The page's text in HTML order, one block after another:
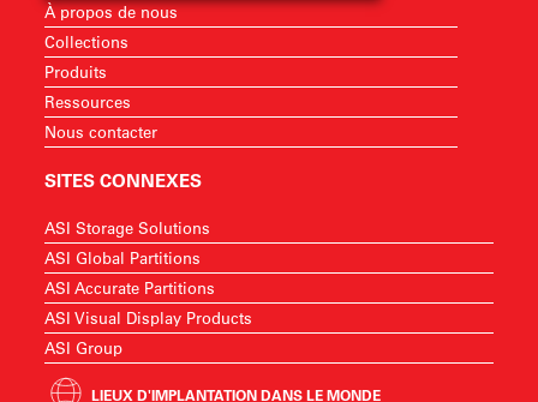
À propos de nous
Collections
Produits
Ressources
Nous contacter
SITES CONNEXES
ASI Storage Solutions
ASI Global Partitions
ASI Accurate Partitions
ASI Visual Display Products
ASI Group
LIEUX D'IMPLANTATION DANS LE MONDE